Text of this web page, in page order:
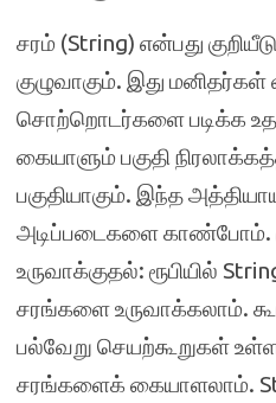
சரம் (String) என்பது
குழுவாகும். இது
சொற்றொடர்களை படிக்க
கையாளும் பகுதி
பகுதியாகும். இந்த
அடிப்படைகளை காண்போம்.
உருவாக்குதல்: ரூபியில்
சரங்களை உருவாக்கலாம்.
பல்வேறு செயற்கூறுகள்
சரங்களைக் கையாளலாம்.